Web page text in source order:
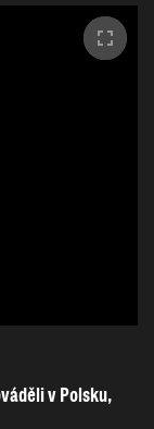
v Polsku,